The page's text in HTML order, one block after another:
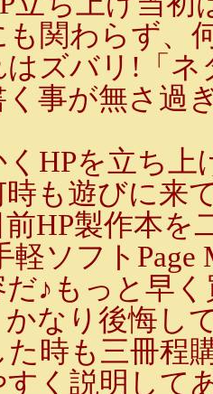
も関わらず、
はズバリ!「
く事が無さ過
HPを立ち上
も遊びに来
HP製作本を
軽ソフト
だ♪もっと早
かなり後悔し
た時も三冊程
すく説明して